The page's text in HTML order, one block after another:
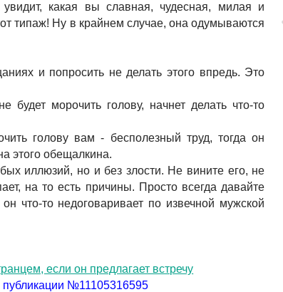
какая вы славная, чудесная, милая и
типаж! Ну в крайнем случае, она одумываются
и попросить не делать этого впредь. Это
морочить голову, начнет делать что-то
голову вам - бесполезный труд, тогда он
этого обещалкина.
иллюзий, но и без злости. Не вините его, не
на то есть причины. Просто всегда давайте
что-то недоговаривает по извечной мужской
если он предлагает встречу
публикации №11105316595